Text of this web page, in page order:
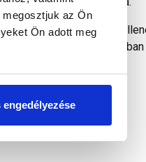
az Ön
Ön adott megEnnek
színek